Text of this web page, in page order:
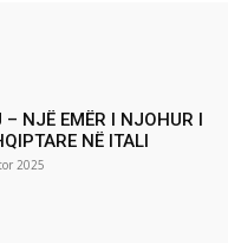
NJË EMËR I NJOHUR I
NË ITALI
2025